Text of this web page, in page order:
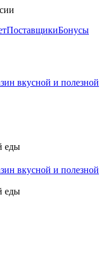
ПоставщикиБонусы
еды
еды